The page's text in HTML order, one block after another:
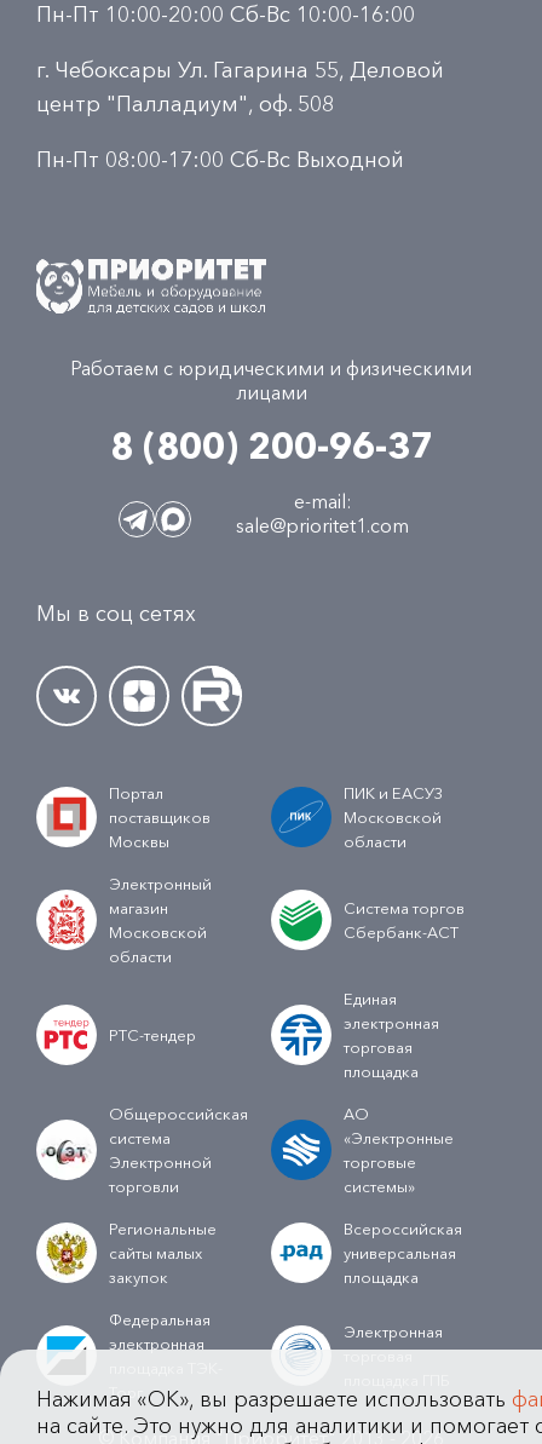
Пн-Пт 10:00-20:00 Сб-Вс 10:00-16:00
г. Чебоксары Ул. Гагарина 55, Деловой
центр "Палладиум", оф. 508
Пн-Пт 08:00-17:00 Сб-Вс Выходной
Работаем с юридическими и физическими
лицами
8 (800) 200-96-37
e-mail:
sale@prioritet1.com
Мы в соц сетях
Портал
поставщиков
Москвы
ПИК и ЕАСУЗ
Московской
области
Электронный
магазин
Московской
области
Система торгов
Сбербанк-АСТ
РТС-тендер
Единая
электронная
торговая
площадка
Общероссийская
система
Электронной
торговли
АО
«Электронные
торговые
системы»
Региональные
сайты малых
закупок
Всероссийская
универсальная
площадка
Федеральная
электронная
Торг
Электронная
торговая
© Компания "Приоритет" 2013 - 2026
Нажимая «OK», вы разрешаете использовать
на сайте. Это нужно для аналитики и помогает